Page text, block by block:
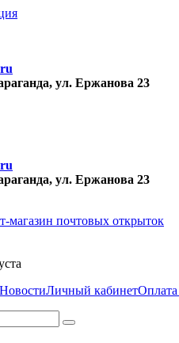
ул. Ержанова 23
ул. Ержанова 23
магазин почтовых открыток
НовостиЛичный кабинетОплата